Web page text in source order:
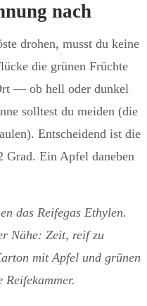
nach
drohen, musst du keine
die grünen Früchte
— ob hell oder dunkel
solltest du meiden (die
Entscheidend ist die
Grad. Ein Apfel daneben
das Reifegas Ethylen.
Nähe: Zeit, reif zu
mit Apfel und grünen